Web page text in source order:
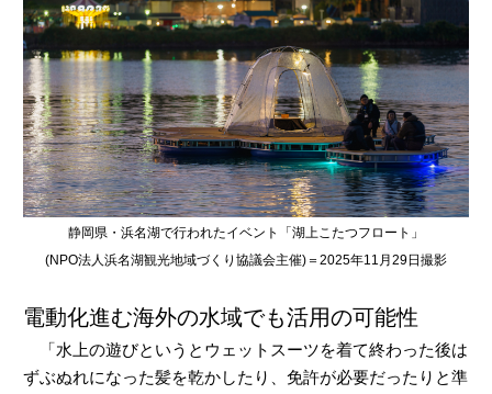
静岡県・浜名湖で行われたイベント「湖上こたつフロート」
(NPO法人浜名湖観光地域づくり協議会主催)＝2025年11月29日撮影
電動化進む海外の水域でも活用の可能性
「水上の遊びというとウェットスーツを着て終わった後は
ずぶぬれになった髪を乾かしたり、免許が必要だったりと準